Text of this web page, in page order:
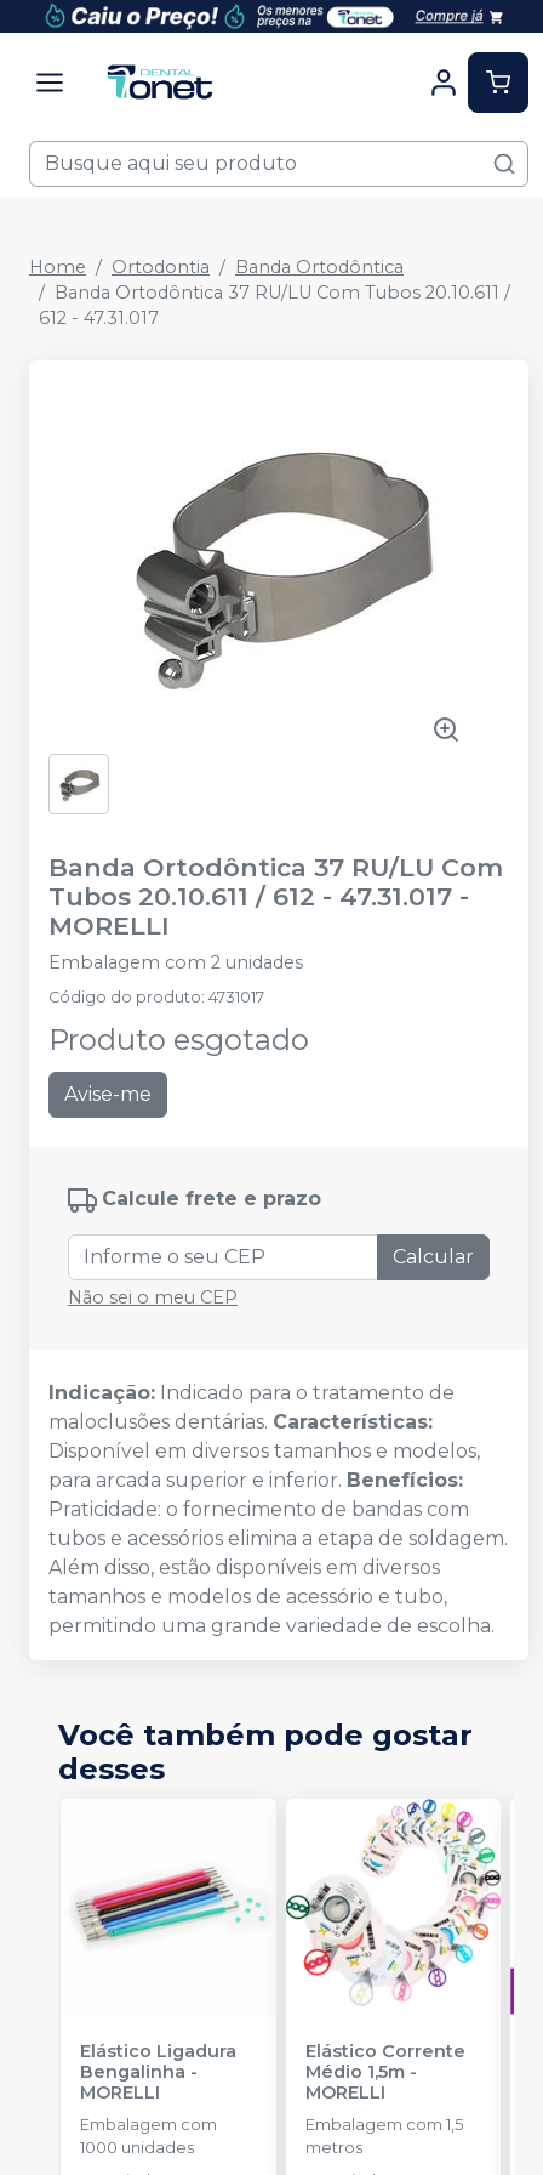
Home Ortodontia
Banda Ortodôntica
Banda Ortodôntica 37 RU/LU Com Tubos 20.10.611 /
612 - 47.31.017
Banda Ortodôntica 37 RU/LU Com
Tubos 20.10.611 / 612 - 47.31.017 -
MORELLI
Embalagem com 2 unidades
Código do produto: 4731017
Produto esgotado
Avise-me
Calcule frete e prazo
Calcular
Não sei o meu CEP
Indicação: Indicado para o tratamento de
maloclusões dentárias. Características:
Disponível em diversos tamanhos e modelos,
para arcada superior e inferior. Benefícios:
Praticidade: o fornecimento de bandas com
tubos e acessórios elimina a etapa de soldagem.
Além disso, estão disponíveis em diversos
tamanhos e modelos de acessório e tubo,
permitindo uma grande variedade de escolha.
Você também pode gostar
desses
Elástico Ligadura
Bengalinha -
MORELLI
Embalagem com
1000 unidades
Elástico Corrente
Médio 1,5m-
MORELLI
Embalagem com 1,5
metros